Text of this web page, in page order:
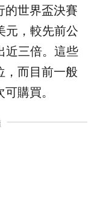
的世界盃決賽
元，較先前公
近三倍。這些
，而目前一般
購買。